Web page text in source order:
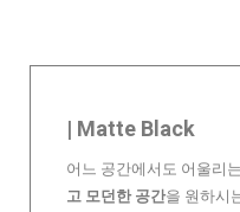
| Matte Black
어느 공간에서도 어울리
고 모던한 공간을 원하시